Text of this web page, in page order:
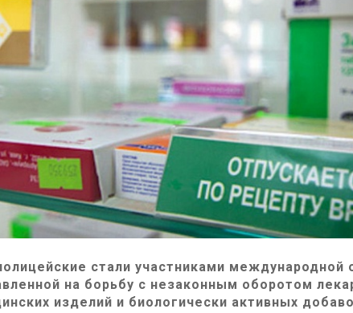
стали участниками международной
на борьбу с незаконным оборотом
изделий и биологически активных